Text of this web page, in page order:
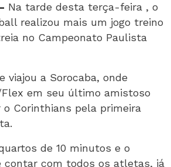
Na tarde desta terça-feira , o
realizou mais um jogo treino
no Campeonato Paulista
viajou a Sorocaba, onde
em seu último amistoso
Corinthians pela primeira
de 10 minutos e o
contar com todos os atletas, já